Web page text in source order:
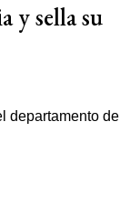
y sella su